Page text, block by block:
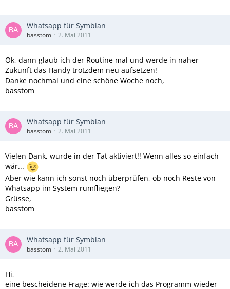
Whatsapp für Symbian
basstom 2. Mai 2011
Ok, dann glaub ich der Routine mal und werde in naher
Zukunft das Handy trotzdem neu aufsetzen!
Danke nochmal und eine schöne Woche noch,
basstom
Whatsapp für Symbian
basstom 2. Mai 2011
Vielen Dank, wurde in der Tat aktiviert!! Wenn alles so einfach
wär...
Aber wie kann ich sonst noch überprüfen, ob noch Reste von
Whatsapp im System rumfliegen?
Grüsse,
basstom
Whatsapp für Symbian
basstom 2. Mai 2011
Hi,
eine bescheidene Frage: wie werde ich das Programm wieder